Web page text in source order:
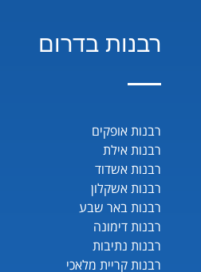
רבנות בדרום
רבנות אופקים
רבנות אילת
רבנות אשדוד
רבנות אשקלון
רבנות באר שבע
רבנות דימונה
רבנות נתיבות
רבנות קריית מלאכי